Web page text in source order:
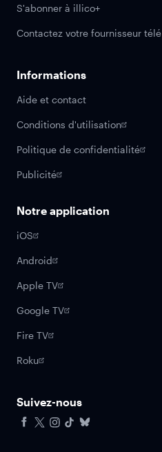
S'abonner à illico+
Contactez votre fournisseur télé
Informations
Aide et contact
Conditions d'utilisation
Politique de confidentialité
Publicité
Notre application
iOS
Android
Apple TV
Google TV
Fire TV
Roku
Suivez-nous